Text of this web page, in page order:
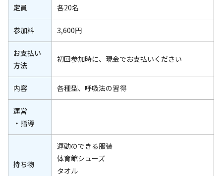
定員 各20名
参加料 3,600円
お支払い
方法
初回参加時に、現金でお支払いください
内容 各種型、呼吸法の習得
運営
・指導
持ち物
運動のできる服装
体育館シューズ
タオル